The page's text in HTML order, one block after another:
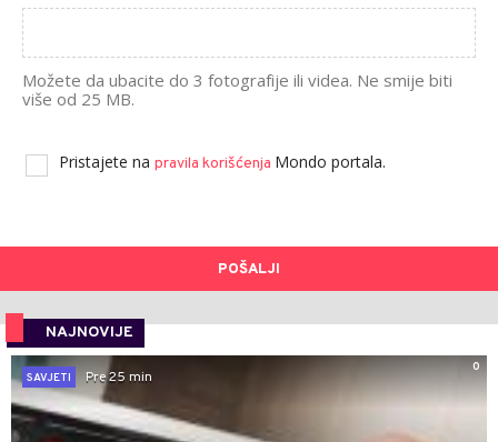
Možete da ubacite do 3 fotografije ili videa. Ne smije biti
više od 25 MB.
Pristajete na pravila korišćenja Mondo portala.
POŠALJI
NAJNOVIJE
0
SAVJETI
Pre 25 min